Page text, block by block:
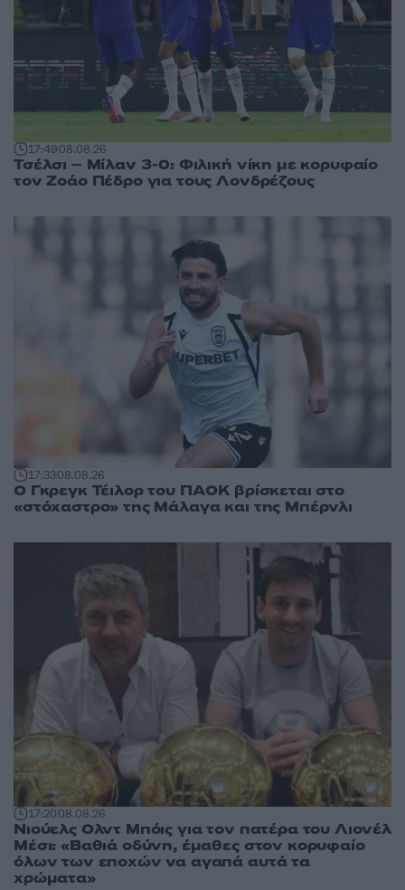
17:4908.08.26
Τσέλσι – Μίλαν 3-0: Φιλική νίκη με κορυφαίο
τον Ζοάο Πέδρο για τους Λονδρέζους
17:3308.08.26
Ο Γκρεγκ Τέιλορ του ΠΑΟΚ βρίσκεται στο
«στόχαστρο» της Μάλαγα και της Μπέρνλι
17:2008.08.26
Νιούελς Ολντ Μπόις για τον πατέρα του Λιονέλ
Μέσι: «Βαθιά οδύνη, έμαθες στον κορυφαίο
όλων των εποχών να αγαπά αυτά τα
χρώματα»